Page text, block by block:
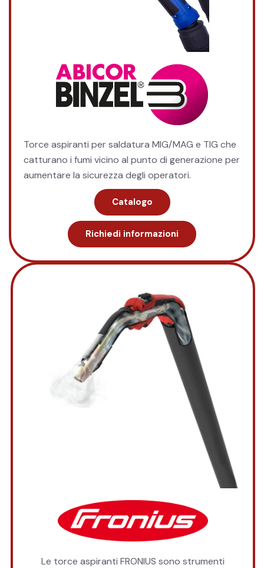
Torce aspiranti per saldatura MIG/MAG e TIG che
catturano i fumi vicino al punto di generazione per
aumentare la sicurezza degli operatori.
Catalogo
Richiedi informazioni
Le torce aspiranti FRONIUS sono strumenti